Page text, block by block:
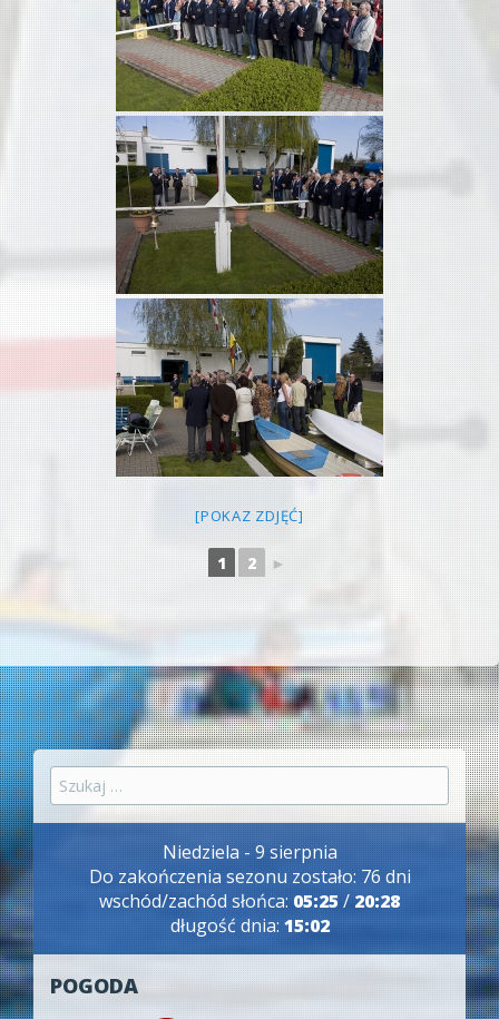
[POKAZ ZDJĘĆ]
1 2 ►
Szukaj:
Niedziela - 9 sierpnia
Do zakończenia sezonu zostało: 76 dni
wschód/zachód słońca: 05:25 /20:28
długość dnia: 15:02
POGODA